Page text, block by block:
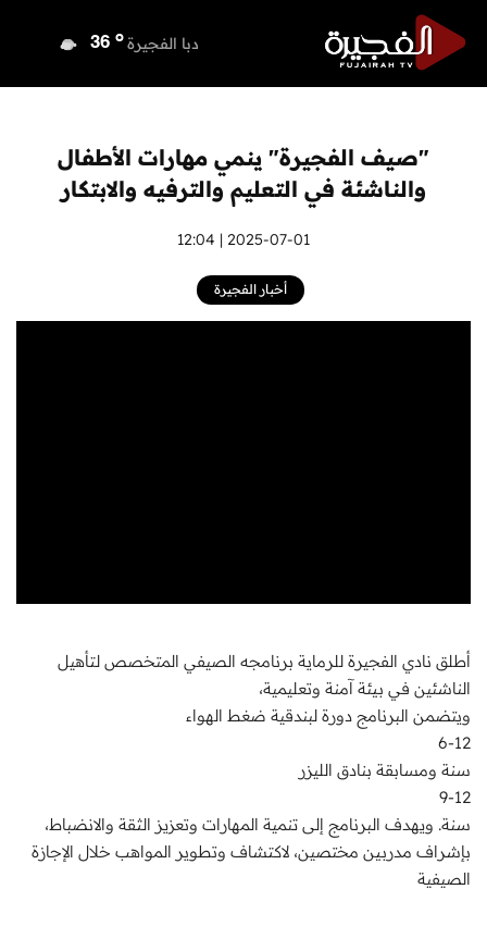
دبا الفجيرة 36 o
أم القيوين o
راس الخيمة 36 o
الفجيرة
"صيف الفجيرة" ينمي مهارات الأطفال
والناشئة في التعليم والترفيه والابتكار
2025-07-01 | 12:04
أخبار الفجيرة
أطلق نادي الفجيرة للرماية برنامجه الصيفي المتخصص لتأهيل
الناشئين في بيئة آمنة وتعليمية،
ويتضمن البرنامج دورة لبندقية ضغط الهواء
6-12
سنة ومسابقة بنادق الليزر
9-12
سنة. ويهدف البرنامج إلى تنمية المهارات وتعزيز الثقة والانضباط،
بإشراف مدربين مختصين، لاكتشاف وتطوير المواهب خلال الإجازة
الصيفية